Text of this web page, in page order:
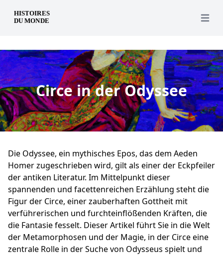
de Open
Circe in der Odyssee
Die Odyssee, ein mythisches Epos, das dem Aeden
Homer zugeschrieben wird, gilt als einer der Eckpfeiler
der antiken Literatur. Im Mittelpunkt dieser
spannenden und facettenreichen Erzählung steht die
Figur der Circe, einer zauberhaften Gottheit mit
verführerischen und furchteinflößenden Kräften, die
die Fantasie fesselt. Dieser Artikel führt Sie in die Welt
der Metamorphosen und der Magie, in der Circe eine
zentrale Rolle in der Suche von Odysseus spielt und